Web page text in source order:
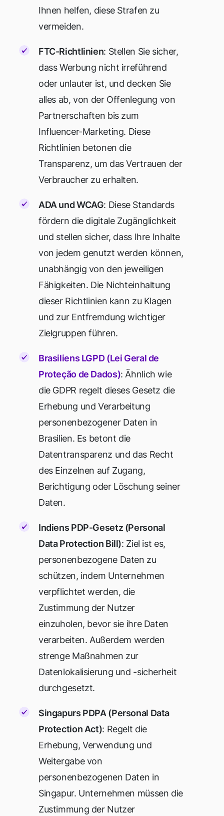
Ihnen helfen, diese Strafen zu
vermeiden.
FTC-Richtlinien: Stellen Sie sicher,
dass Werbung nicht irreführend
oder unlauter ist, und decken Sie
alles ab, von der Offenlegung von
Partnerschaften bis zum
Influencer-Marketing. Diese
Richtlinien betonen die
Transparenz, um das Vertrauen der
Verbraucher zu erhalten.
ADA und WCAG: Diese Standards
fördern die digitale Zugänglichkeit
und stellen sicher, dass Ihre Inhalte
von jedem genutzt werden können,
unabhängig von den jeweiligen
Fähigkeiten. Die Nichteinhaltung
dieser Richtlinien kann zu Klagen
und zur Entfremdung wichtiger
Zielgruppen führen.
Brasiliens LGPD (Lei Geral de
Proteção de Dados): Ähnlich wie
die GDPR regelt dieses Gesetz die
Erhebung und Verarbeitung
personenbezogener Daten in
Brasilien. Es betont die
Datentransparenz und das Recht
des Einzelnen auf Zugang,
Berichtigung oder Löschung seiner
Daten.
Indiens PDP-Gesetz (Personal
Data Protection Bill): Ziel ist es,
personenbezogene Daten zu
schützen, indem Unternehmen
verpflichtet werden, die
Zustimmung der Nutzer
einzuholen, bevor sie ihre Daten
verarbeiten. Außerdem werden
strenge Maßnahmen zur
Datenlokalisierung und -sicherheit
durchgesetzt.
Singapurs PDPA (Personal Data
Protection Act): Regelt die
Erhebung, Verwendung und
Weitergabe von
personenbezogenen Daten in
Singapur. Unternehmen müssen die
Zustimmung der Nutzer